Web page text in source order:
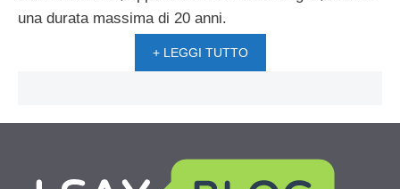
una durata massima di 20 anni.
+ LEGGI TUTTO